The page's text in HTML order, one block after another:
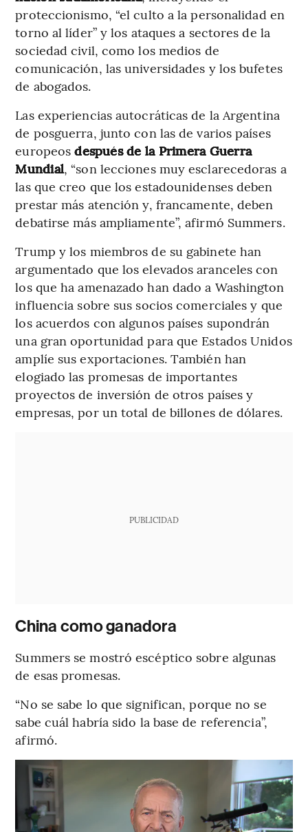
proteccionismo, “el culto a la personalidad en
torno al líder” y los ataques a sectores de la
sociedad civil, como los medios de
comunicación, las universidades y los bufetes
de abogados.
Las experiencias autocráticas de la Argentina
de posguerra, junto con las de varios países
europeosdespués de la Primera Guerra
Mundial, “son lecciones muy esclarecedoras a
las que creo que los estadounidenses deben
prestar más atención y, francamente, deben
debatirse más ampliamente”, afirmó Summers.
Trump y los miembros de su gabinete han
argumentado que los elevados aranceles con
los que ha amenazado han dado a Washington
influencia sobre sus socios comerciales y que
los acuerdos con algunos países supondrán
una gran oportunidad para que Estados Unidos
amplíe sus exportaciones. También han
elogiado las promesas de importantes
proyectos de inversión de otros países y
empresas, por un total de billones de dólares.
PUBLICIDAD
China como ganadora
Summers se mostró escéptico sobre algunas
de esas promesas.
“No se sabe lo que significan, porque no se
sabe cuál habría sido la base de referencia”,
afirmó.